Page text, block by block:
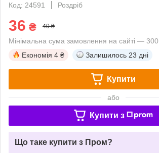
Код: 24591
Роздріб
36 ₴ 40 ₴
Мінімальна сума замовлення на сайті —
Економія 4 ₴ Залишилось 23 дні
Купити
або
Купити з
Що таке купити з Пром?